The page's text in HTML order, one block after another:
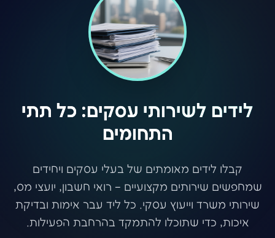
לידים לשירותי עסקים: כל תתי
התחומים
קבלו לידים מאומתים של בעלי עסקים ויחידים
שמחפשים שירותים מקצועיים – רואי חשבון, יועצי מס,
שירותי משרד וייעוץ עסקי. כל ליד עבר אימות ובדיקת
איכות, כדי שתוכלו להתמקד בהרחבת הפעילות.